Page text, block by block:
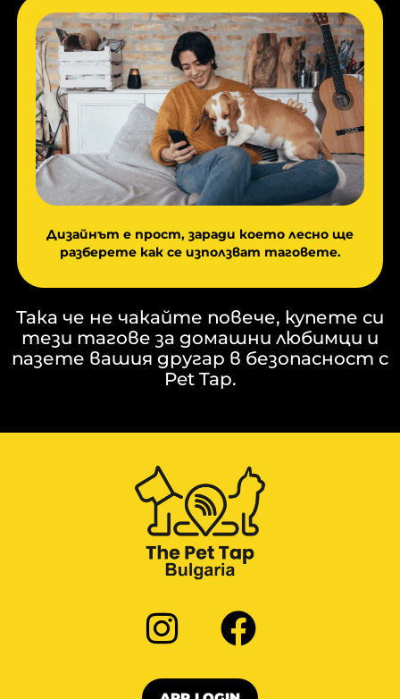
Дизайнът е прост, заради което лесно ще
разберете как се използват таговете.
Така че не чакайте повече, купете си
тези тагове за домашни любимци и
пазете вашия другар в безопасност с
Pet Tap.